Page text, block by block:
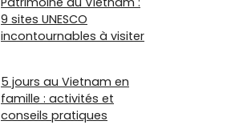
9 sites UNESCO
incontournables à visiter
5 jours au Vietnam en
famille : activités et
conseils pratiques